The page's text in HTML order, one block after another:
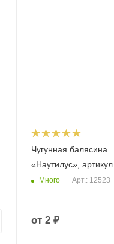
Чугунная балясина
«Наутилус»,
Много Арт.: 12523
от 2 ₽